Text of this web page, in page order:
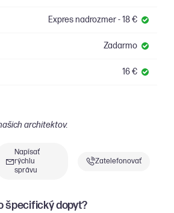
Expres nadrozmer - 18 €
Zadarmo
16 €
architektov.
Napísať
rýchlu
správu
Zatelefonovať
špecifický dopyt?